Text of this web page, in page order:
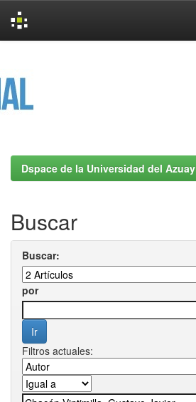
Dspace de la Universidad del Azuay
Buscar
Buscar:
por
Filtros actuales: